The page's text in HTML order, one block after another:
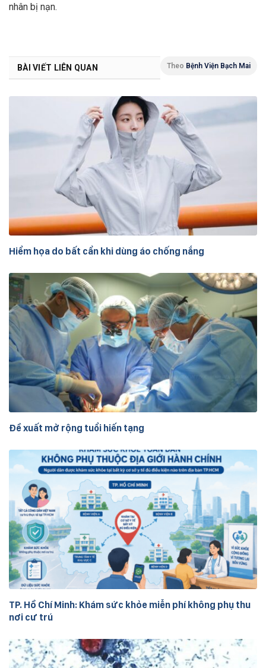
nhân bị nạn.
Theo Bệnh Viện Bạch Mai
BÀI VIẾT LIÊN QUAN
Hiểm họa do bất cẩn khi dùng áo chống nắng
Đề xuất mở rộng tuổi hiến tạng
TP. Hồ Chí Minh: Khám sức khỏe miễn phí không phụ thu
nơi cư trú